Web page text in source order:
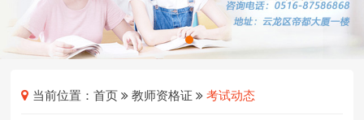
当前位置：首页 教师资格证 考试动态